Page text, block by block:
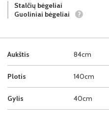
Aukštis 84cm
Plotis 140cm
Gylis 40cm
Stalčių bėgeliai
Guoliniai bėgeliai
?